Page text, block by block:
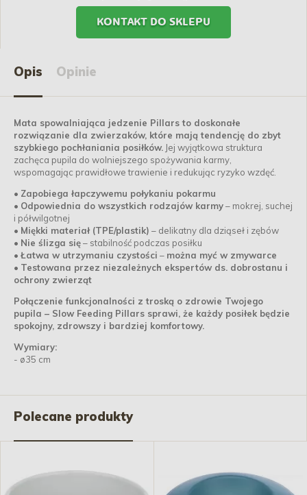
KONTAKT DO SKLEPU
Opis Opinie
Mata spowalniająca jedzenie Pillars to doskonałe
rozwiązanie dla zwierzaków, które mają tendencję do zbyt
szybkiego pochłaniania posiłków. Jej wyjątkowa struktura
zachęca pupila do wolniejszego spożywania karmy,
wspomagając prawidłowe trawienie i redukując ryzyko wzdęć.
• Zapobiega łapczywemu połykaniu pokarmu
• Odpowiednia do wszystkich rodzajów karmy– mokrej, suchej
i półwilgotnej
• Miękki materiał (TPE/plastik) – delikatny dla dziąseł i zębów
• Nie ślizga się– stabilność podczas posiłku
• Łatwa w utrzymaniu czystości – można myć w zmywarce
• Testowana przez niezależnych ekspertów ds. dobrostanu i
ochrony zwierząt
Połączenie funkcjonalności z troską o zdrowie Twojego
pupila – Slow Feeding Pillars sprawi, że każdy posiłek będzie
spokojny, zdrowszy i bardziej komfortowy.
Wymiary:
- ø35 cm
Polecane produkty